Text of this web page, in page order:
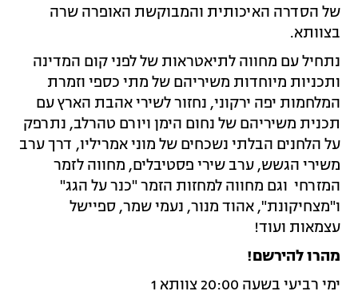
של הסדרה האיכותית והמבוקשת האופרה שרה
בצוותא.
נתחיל עם מחווה לתיאטראות של לפני קום המדינה
ותכניות מיוחדות משיריהם של מתי כספי וזמרת
המלחמות יפה ירקוני, נחזור לשירי אהבת הארץ עם
תכנית משיריהם של נחום הימן ויורם טהרלב, נתרפק
על הלחנים הבלתי נשכחים של מוני אמריליו, דרך ערב
משירי הגשש, ערב שירי פסטיבלים, מחווה לזמר
המזרחי וגם מחווה למחזות הזמר "כנר על הגג"
ו"מצחיקונת", אהוד מנור, נעמי שמר, ספיישל
עצמאות ועוד!
מהרו להירשם!
ימי רביעי בשעה 20:00 צוותא 1